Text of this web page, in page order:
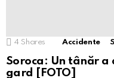
4 Shares Accidente
Soroca: Un tânăr a
gard [FOTO]